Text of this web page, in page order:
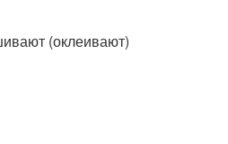
(оклеивают)